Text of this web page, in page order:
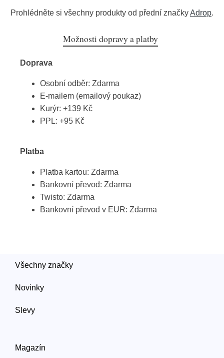
Prohlédněte si všechny produkty od přední značkyAdrop.
Možnosti dopravy a platby
Doprava
Osobní odběr: Zdarma
E-mailem (emailový poukaz)
Kurýr: +139 Kč
PPL: +95 Kč
Platba
Platba kartou: Zdarma
Bankovní převod: Zdarma
Twisto: Zdarma
Bankovní převod v EUR: Zdarma
Všechny značky
Novinky
Slevy
Magazín